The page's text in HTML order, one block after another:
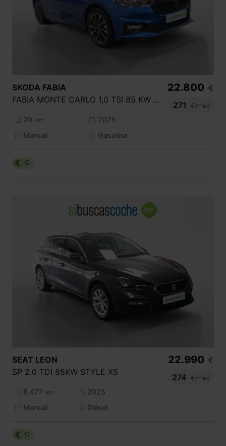
SKODA FABIA
FABIA MONTE CARLO 1,0 TSI 85 KW (115 CV) MANUAL 6 VEL.
20 km
2025
Manual
Gasolina
22.800 €
271
€/mes
C
SEAT LEON
SP 2.0 TDI 85KW STYLE XS
8.477 km
2025
Manual
Diésel
22.990 €
274
€/mes
C